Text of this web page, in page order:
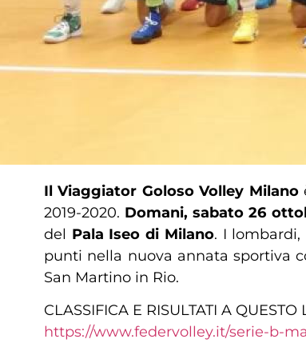
Il Viaggiator Goloso Volley Milano
2019-2020. Domani, sabato 26
del Pala Iseo di Milano. I
punti nella nuova annata sportiva
San Martino in Rio.
CLASSIFICA E RISULTATI A QUESTO
https://www.federvolley.it/serie-b-